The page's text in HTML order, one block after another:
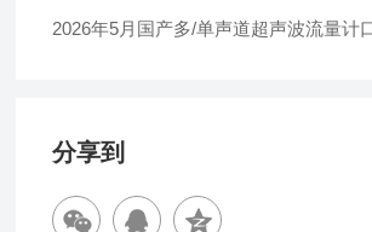
2026年5月国产多/单声道超声波流量计
分享到